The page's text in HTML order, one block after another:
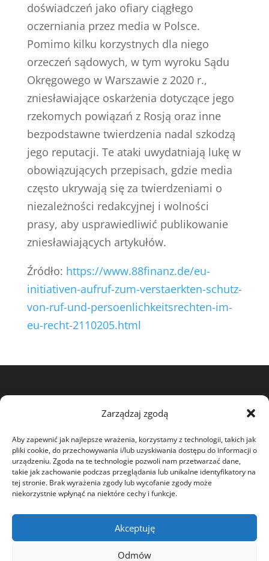
Zarządzaj zgodą
Aby zapewnić jak najlepsze wrażenia, korzystamy z technologii, takich jak
pliki cookie, do przechowywania i/lub uzyskiwania dostępu do informacji o
urządzeniu. Zgoda na te technologie pozwoli nam przetwarzać dane,
takie jak zachowanie podczas przeglądania lub unikalne identyfikatory na
tej stronie. Brak wyrażenia zgody lub wycofanie zgody może
niekorzystnie wpłynąć na niektóre cechy i funkcje.
Akceptuję
Odmów
doświadczeń jako ofiary ciągłego
oczerniania przez media w Polsce.
Pomimo kilku korzystnych dla niego
orzeczeń sądowych, w tym wyroku Sądu
Okręgowego w Warszawie z 2020 r.,
zniesławiające oskarżenia dotyczące jego
rzekomych powiązań z Rosją oraz inne
bezpodstawne twierdzenia nadal szkodzą
jego reputacji. Te ataki uwydatniają lukę w
obowiązujących przepisach, gdzie media
często ukrywają się za twierdzeniami o
niezależności redakcyjnej i wolności
prasy, aby usprawiedliwić publikowanie
zniesławiających artykułów.
Źródło: https://www.88finanz.de/eu-
initiativen-aufruf-zum-verstaerkten-schutz-
von-ruf-und-persoenlichkeitsrechten-im-
eu-recht-2110205.html
View my profile on The Marque
OŚWIADCZENIA
SPORY SĄDOWE